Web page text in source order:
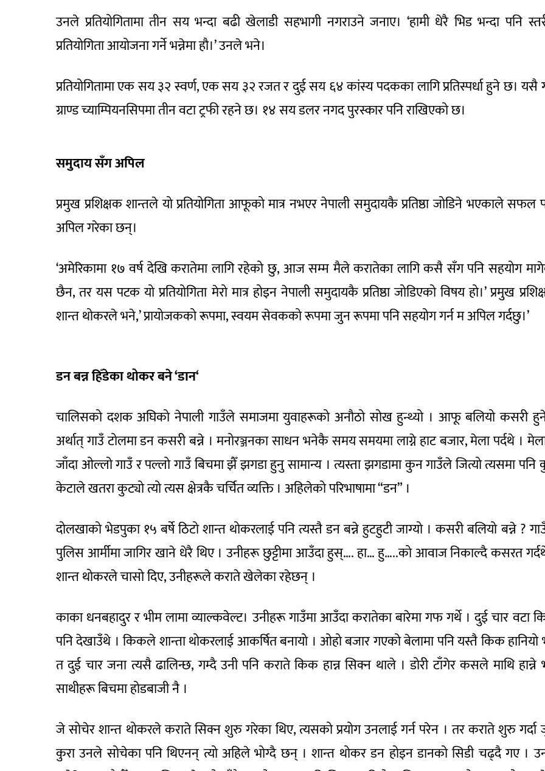
उनले प्रतियोगितामा तीन सय भन्दा बढी खेलाडी सहभागी नगराउने जनाए। ‘हामी धेरै भिड भन्दा पनि
प्रतियोगिता आयोजना गर्ने भन्नेमा हौ।’ उनले भने।
प्रतियोगितामा एक सय ३२ स्वर्ण, एक सय ३२ रजत र दुई सय ६४ कांस्य पदकका लागि प्रतिस्पर्धा हुने छ। यसै
ग्राण्ड च्याम्पियनसिपमा तीन वटा ट्रफी रहने छ। १४ सय डलर नगद पुरस्कार पनि राखिएको छ।
समुदाय सँग अपिल
प्रमुख प्रशिक्षक शान्तले यो प्रतियोगिता आफूको मात्र नभएर नेपाली समुदायकै प्रतिष्ठा जोडिने भएकाले सफल
अपिल गरेका छन्।
‘अमेरिकामा १७ वर्ष देखि करातेमा लागि रहेको छु, आज सम्म मैले करातेका लागि कसै सँग पनि सहयोग
छैन, तर यस पटक यो प्रतियोगिता मेरो मात्र होइन नेपाली समुदायकै प्रतिष्ठा जोडिएको विषय हो।’ प्रमुख
शान्त थोकरले भने,’ प्रायोजकको रूपमा, स्वयम सेवकको रूपमा जुन रूपमा पनि सहयोग गर्न म अपिल गर्दछु।’
डन बन्न हिँडेका थोकर बने‘डान‘
चालिसको दशक अघिको नेपाली गाउँले समाजमा युवाहरूको अनौठो सोख हुन्थ्यो । आफू बलियो कसरी
अर्थात् गाउँ टोलमा डन कसरी बन्ने । मनोरञ्जनका साधन भनेकै समय समयमा लाग्ने हाट बजार, मेला पर्दथे ।
जाँदा ओल्लो गाउँ र पल्लो गाउँ बिचमा झैँ झगडा हुनु सामान्य । त्यस्ता झगडामा कुन गाउँले जित्यो त्यसमा
केटाले खतरा कुट्यो त्यो त्यस क्षेत्रकै चर्चित व्यक्ति । अहिलेको परिभाषामा “डन” ।
दोलखाको भेडपुका १५ बर्षे ठिटो शान्त थोकरलाई पनि त्यस्तै डन बन्ने हुटहुटी जाग्यो । कसरी बलियो बन्ने ?
पुलिस आर्मीमा जागिर खाने धेरै थिए । उनीहरू छुट्टीमा आउँदा हुस्…. हा… हु…..को आवाज निकाल्दै कसरत
शान्त थोकरले चासो दिए, उनीहरूले कराते खेलेका रहेछन् ।
काका धनबहादुर र भीम लामा व्याल्कवेल्ट। उनीहरू गाउँमा आउँदा करातेका बारेमा गफ गर्थे । दुई चार वटा
पनि देखाउँथे । किकले शान्ता थोकरलाई आकर्षित बनायो । ओहो बजार गएको बेलामा पनि यस्तै किक
त दुई चार जना त्यसै ढालिन्छ, गम्दै उनी पनि कराते किक हान्न सिक्न थाले । डोरी टाँगेर कसले माथि हान्ने
साथीहरू बिचमा होडबाजी नै ।
जे सोचेर शान्त थोकरले कराते सिक्न शुरु गरेका थिए, त्यसको प्रयोग उनलाई गर्न परेन । तर कराते शुरु गर्दा
कुरा उनले सोचेका पनि थिएनन् त्यो अहिले भोग्दै छन् । शान्त थोकर डन होइन डानको सिडी चढ्दै गए ।